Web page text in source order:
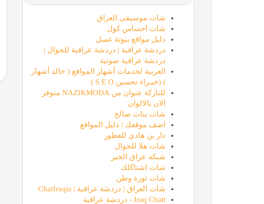
شات موسيقى العراق
شات احساس كول
دليل مواقع بنوتة عسل
دردشة عراقية | دردشة عراقية للجوال |
دردشة عراقية صوتية
العربية لخدمات أشهار المواقع ( خالد أشهار
) (خبـراء تحسين S E O )
للنازكة عنوان من NAZIKMODA متوفر
الان بالالوان
شات بنات صالح
اضف موقعك | دليل المواقع
دار بن هادي للعطور
شات هلا للجوال
شبكة عراق الخير
شات اشتاكلك
شات ثورة وطن
شات العراق | دردشة عراقية | ChatIraqia
Iraq Chatt - دردشة عراقية